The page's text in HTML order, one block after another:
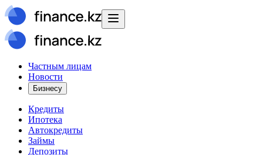
Частным лицам
Новости
Бизнесу
Кредиты
Ипотека
Автокредиты
Займы
Депозиты